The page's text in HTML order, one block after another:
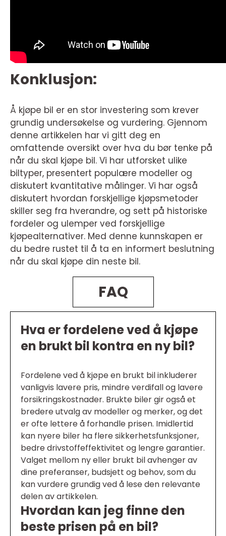
Konklusjon:
Å kjøpe bil er en stor investering som krever
grundig undersøkelse og vurdering. Gjennom
denne artikkelen har vi gitt deg en
omfattende oversikt over hva du bør tenke på
når du skal kjøpe bil. Vi har utforsket ulike
biltyper, presentert populære modeller og
diskutert kvantitative målinger. Vi har også
diskutert hvordan forskjellige kjøpsmetoder
skiller seg fra hverandre, og sett på historiske
fordeler og ulemper ved forskjellige
kjøpealternativer. Med denne kunnskapen er
du bedre rustet til å ta en informert beslutning
når du skal kjøpe din neste bil.
FAQ
Hva er fordelene ved å kjøpe
en brukt bil kontra en ny bil?
Fordelene ved å kjøpe en brukt bil inkluderer
vanligvis lavere pris, mindre verdifall og lavere
forsikringskostnader. Brukte biler gir også et
bredere utvalg av modeller og merker, og det
er ofte lettere å forhandle prisen. Imidlertid
kan nyere biler ha flere sikkerhetsfunksjoner,
bedre drivstoffeffektivitet og lengre garantier.
Valget mellom ny eller brukt bil avhenger av
dine preferanser, budsjett og behov, som du
kan vurdere grundig ved å lese den relevante
delen av artikkelen.
Hvordan kan jeg finne den
beste prisen på en bil?